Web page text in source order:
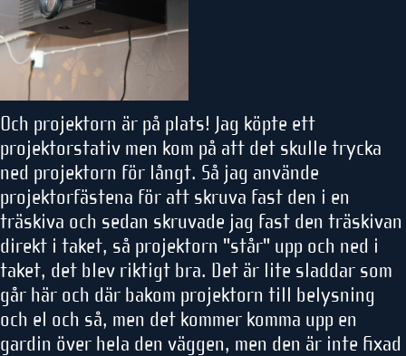
Och projektorn är på plats! Jag köpte ett
projektorstativ men kom på att det skulle trycka
ned projektorn för långt. Så jag använde
projektorfästena för att skruva fast den i en
träskiva och sedan skruvade jag fast den träskivan
direkt i taket, så projektorn "står" upp och ned i
taket, det blev riktigt bra. Det är lite sladdar som
går här och där bakom projektorn till belysning
och el och så, men det kommer komma upp en
gardin över hela den väggen, men den är inte fixad